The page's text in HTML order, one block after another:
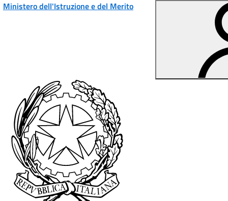
Vai ai contenuti
Vai al menu di navigazione
Vai al footer
Ministero dell'Istruzione e del Merito